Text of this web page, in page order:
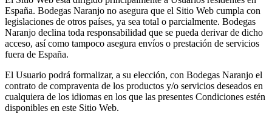
España. Bodegas Naranjo no asegura que el Sitio Web cumpla con
legislaciones de otros países, ya sea total o parcialmente. Bodegas
Naranjo declina toda responsabilidad que se pueda derivar de dicho
acceso, así como tampoco asegura envíos o prestación de servicios
fuera de España.
El Usuario podrá formalizar, a su elección, con Bodegas Naranjo el
contrato de compraventa de los productos y/o servicios deseados en
cualquiera de los idiomas en los que las presentes Condiciones estén
disponibles en este Sitio Web.